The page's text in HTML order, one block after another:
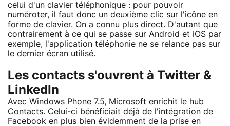
celui d'un clavier téléphonique : pour pouvoir
numéroter, il faut donc un deuxième clic sur l'icône en
forme de clavier. On a connu plus direct. D'autant que
contrairement à ce qui se passe sur Android et iOS par
exemple, l'application téléphonie ne se relance pas sur
le dernier écran utilisé.
Les contacts s'ouvrent à Twitter &
LinkedIn
Avec Windows Phone 7.5, Microsoft enrichit le hub
Contacts. Celui-ci bénéficiait déjà de l'intégration de
Facebook en plus bien évidemment de la prise en